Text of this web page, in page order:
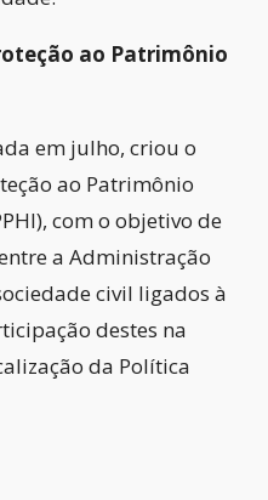
ao Patrimônio
em julho, criou o
ao Patrimônio
com o objetivo de
a Administração
civil ligados à
destes na
da Política